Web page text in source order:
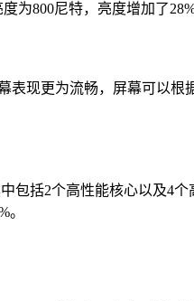
为800尼特，亮度增加了
表现更为流畅，屏幕可以
包括2个高性能核心以及4
。